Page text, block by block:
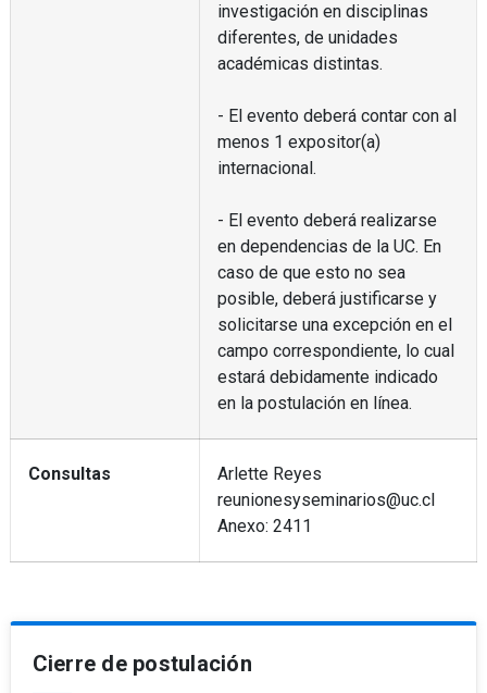
investigación en disciplinas
diferentes, de unidades
académicas distintas.
- El evento deberá contar con al
menos 1 expositor(a)
internacional.
- El evento deberá realizarse
en dependencias de la UC. En
caso de que esto no sea
posible, deberá justificarse y
solicitarse una excepción en el
campo correspondiente, lo cual
estará debidamente indicado
en la postulación en línea.
Consultas
Arlette Reyes
reunionesyseminarios@uc.cl
Anexo: 2411
Cierre de postulación